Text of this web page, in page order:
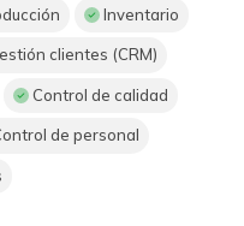
Inventario
clientes (CRM)
Control de calidad
de personal